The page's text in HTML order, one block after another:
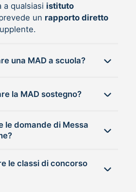
a qualsiasi istituto
un rapporto diretto
Chi può inviare una MAD a scuola?
la MAD sostegno?
le domande di Messa
di concorso